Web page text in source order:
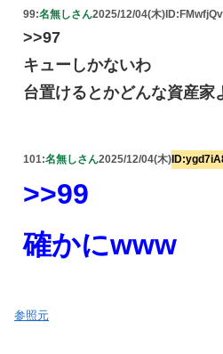
99:名無しさん2025/12/04(木)
>>97
キューしかないわ
台置けるとかどんな資産家
101:名無しさん2025/12/04(木)
>>99
確かにwww
参照元